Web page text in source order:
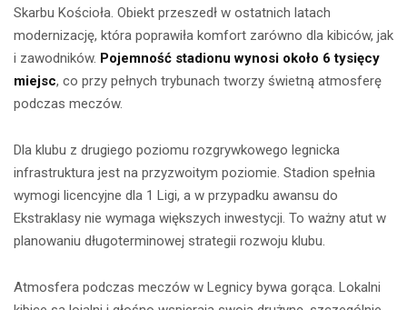
Skarbu Kościoła. Obiekt przeszedł w ostatnich latach
modernizację, która poprawiła komfort zarówno dla kibiców, jak
i zawodników. Pojemność stadionu wynosi około 6 tysięcy
miejsc, co przy pełnych trybunach tworzy świetną atmosferę
podczas meczów.
Dla klubu z drugiego poziomu rozgrywkowego legnicka
infrastruktura jest na przyzwoitym poziomie. Stadion spełnia
wymogi licencyjne dla 1 Ligi, a w przypadku awansu do
Ekstraklasy nie wymaga większych inwestycji. To ważny atut w
planowaniu długoterminowej strategii rozwoju klubu.
Atmosfera podczas meczów w Legnicy bywa gorąca. Lokalni